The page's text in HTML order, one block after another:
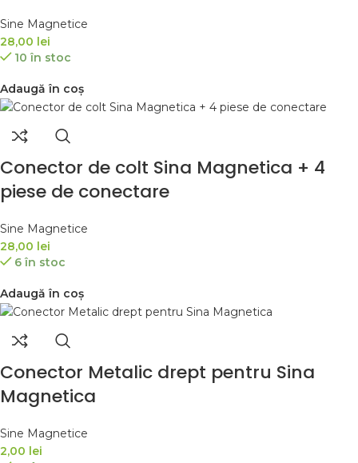
Sine Magnetice
28,00 lei
10 în stoc
Adaugă în coș
Conector de colt Sina Magnetica + 4
piese de conectare
Sine Magnetice
28,00 lei
6 în stoc
Adaugă în coș
Conector Metalic drept pentru Sina
Magnetica
Sine Magnetice
2,00 lei